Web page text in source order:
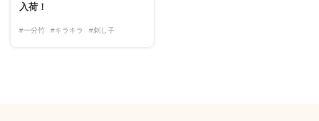
入荷！
#一分竹 #キラキラ #刺し子